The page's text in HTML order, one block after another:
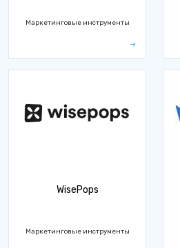
Маркетинговые инструменты
WisePops
Маркетинговые инструменты